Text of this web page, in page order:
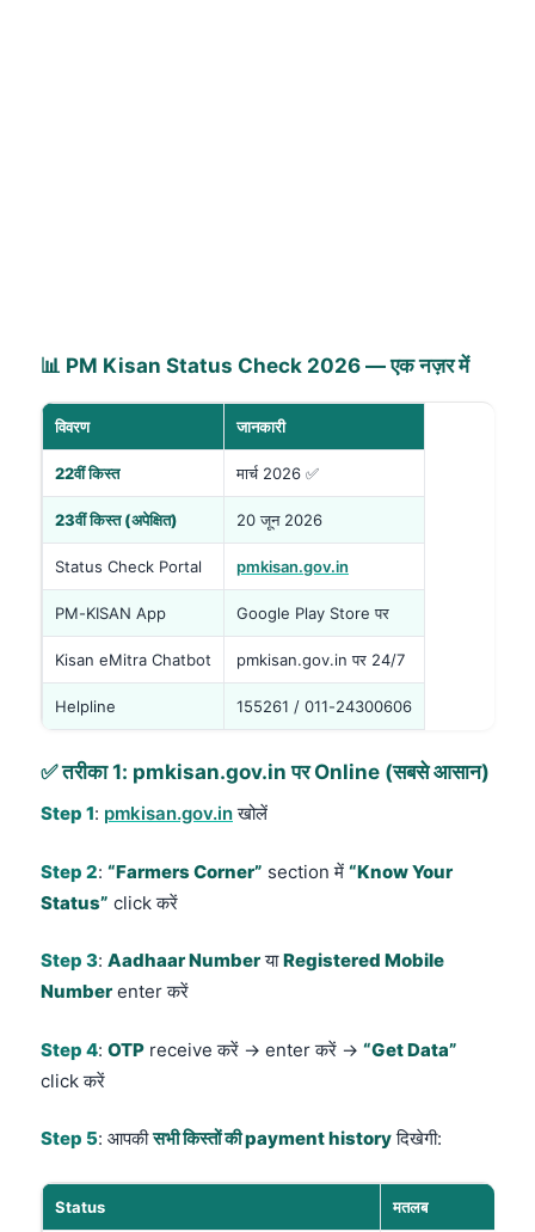
📊 PM Kisan Status Check 2026 — एक नज़र में
विवरण जानकारी
22वीं किस्त मार्च 2026 ✅
23वीं किस्त (अपेक्षित) 20 जून 2026
Status Check Portal pmkisan.gov.in
PM-KISAN App Google Play Store पर
Kisan eMitra Chatbot pmkisan.gov.in पर 24/7
Helpline 155261 / 011-24300606
✅ तरीका 1: pmkisan.gov.in पर Online (सबसे आसान)
Step 1: pmkisan.gov.inखोलें
Step 2: “Farmers Corner” section में “Know Your
Status” click करें
Step 3: Aadhaar NumberयाRegistered Mobile
Number enter करें
Step 4: OTP receive करें → enter करें → “Get Data”
click करें
Step 5: आपकीसभी किस्तों की payment historyदिखेगी:
Status मतलब